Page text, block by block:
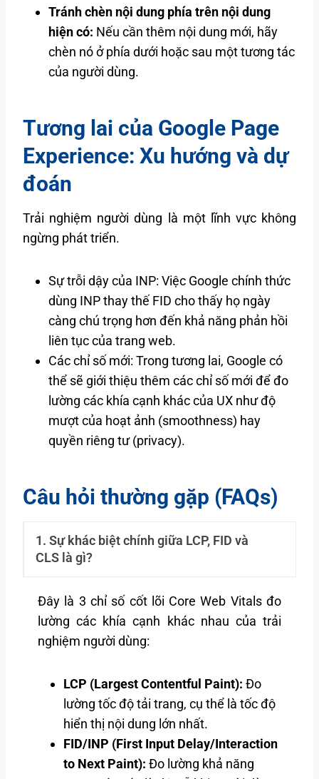
Tránh chèn nội dung phía trên nội dung
hiện có: Nếu cần thêm nội dung mới, hãy
chèn nó ở phía dưới hoặc sau một tương tác
của người dùng.
Tương lai của Google Page
Experience: Xu hướng và dự
đoán
Trải nghiệm người dùng là một lĩnh vực không
ngừng phát triển.
Sự trỗi dậy của INP: Việc Google chính thức
dùng INP thay thế FID cho thấy họ ngày
càng chú trọng hơn đến khả năng phản hồi
liên tục của trang web.
Các chỉ số mới: Trong tương lai, Google có
thể sẽ giới thiệu thêm các chỉ số mới để đo
lường các khía cạnh khác của UX như độ
mượt của hoạt ảnh (smoothness) hay
quyền riêng tư (privacy).
Câu hỏi thường gặp (FAQs)
1. Sự khác biệt chính giữa LCP, FID và
CLS là gì?
Đây là 3 chỉ số cốt lõi Core Web Vitals đo
lường các khía cạnh khác nhau của trải
nghiệm người dùng:
LCP (Largest Contentful Paint): Đo
lường tốc độ tải trang, cụ thể là tốc độ
hiển thị nội dung lớn nhất.
FID/INP (First Input Delay/Interaction
to Next Paint): Đo lường khả năng